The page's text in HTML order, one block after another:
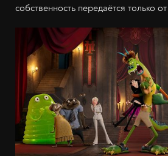
собственность передаётся только